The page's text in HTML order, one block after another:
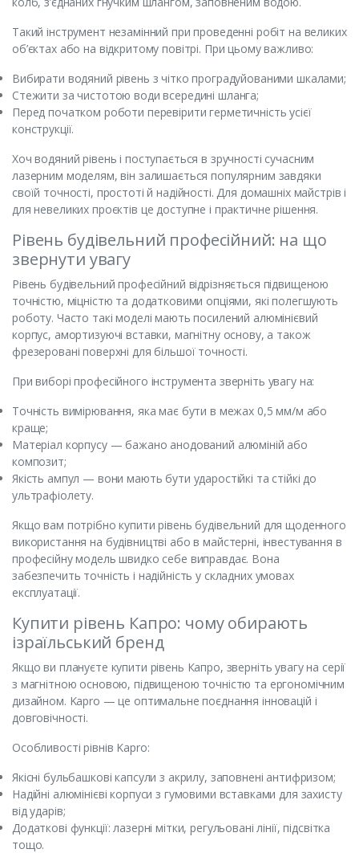
Такий інструмент незамінний при проведенні робіт на великих
об’єктах або на відкритому повітрі. При цьому важливо:
Вибирати водяний рівень з чітко проградуйованими шкалами;
Стежити за чистотою води всередині шланга;
Перед початком роботи перевірити герметичність усієї
конструкції.
Хоч водяний рівень і поступається в зручності сучасним
лазерним моделям, він залишається популярним завдяки
своїй точності, простоті й надійності. Для домашніх майстрів і
для невеликих проєктів це доступне і практичне рішення.
Рівень будівельний професійний: на що
звернути увагу
Рівень будівельний професійний відрізняється підвищеною
точністю, міцністю та додатковими опціями, які полегшують
роботу. Часто такі моделі мають посилений алюмінієвий
корпус, амортизуючі вставки, магнітну основу, а також
фрезеровані поверхні для більшої точності.
При виборі професійного інструмента зверніть увагу на:
Точність вимірювання, яка має бути в межах 0,5 мм/м або
краще;
Матеріал корпусу — бажано анодований алюміній або
композит;
Якість ампул — вони мають бути ударостійкі та стійкі до
ультрафіолету.
Якщо вам потрібно купити рівень будівельний для щоденного
використання на будівництві або в майстерні, інвестування в
професійну модель швидко себе виправдає. Вона
забезпечить точність і надійність у складних умовах
експлуатації.
Купити рівень Капро: чому обирають
ізраїльський бренд
Якщо ви плануєте купити рівень Капро, зверніть увагу на серії
з магнітною основою, підвищеною точністю та ергономічним
дизайном. Kapro — це оптимальне поєднання інновацій і
довговічності.
Особливості рівнів Kapro:
Якісні бульбашкові капсули з акрилу, заповнені антифризом;
Надійні алюмінієві корпуси з гумовими вставками для захисту
від ударів;
Додаткові функції: лазерні мітки, регульовані лінії, підсвітка
тощо.